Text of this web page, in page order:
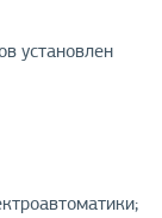
установлен